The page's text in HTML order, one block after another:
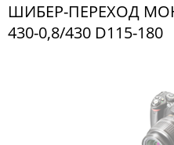
ШИБЕР-ПЕРЕХОД
430-0,8/430 D115-180